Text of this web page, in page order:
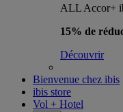
ALL Accor+
15% de
Découvrir
Bienvenue chez ibis
ibis store
Vol + Hotel